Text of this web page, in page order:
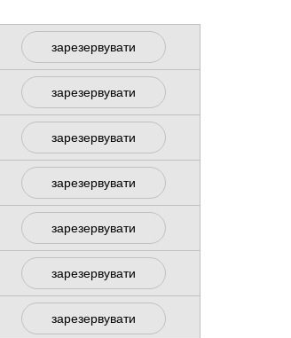
зарезервувати
зарезервувати
зарезервувати
зарезервувати
зарезервувати
зарезервувати
зарезервувати